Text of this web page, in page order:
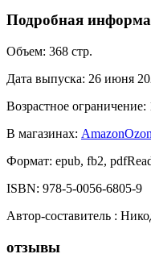
Подробная
Объем: 368 стр.
Дата выпуска: 26 июня
Возрастное ограничение:
В магазинах: AmazonOzon
Формат: epub, fb2,
ISBN: 978-5-0056-6805-9
Автор-составитель :
отзывы